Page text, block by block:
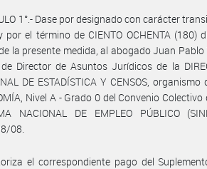
1°.- Dase por designado con carácter
por el término de CIENTO OCHENTA
la presente medida, al abogado Juan Pablo
Director de Asuntos Jurídicos de la
DE ESTADÍSTICA Y CENSOS,
Nivel A - Grado 0 del Convenio
NACIONAL DE EMPLEO PÚBLICO
08.
el correspondiente pago del